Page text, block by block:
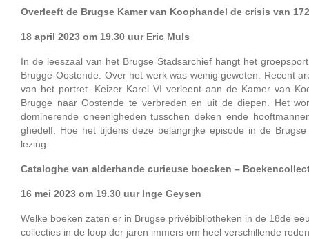
Overleeft de Brugse Kamer van Koophandel de crisis van
18 april 2023 om 19.30 uur Eric Muls
In de leeszaal van het Brugse Stadsarchief hangt het
Brugge-Oostende. Over het werk was weinig geweten. Recent
van het portret. Keizer Karel VI verleent aan de Kamer van
Brugge naar Oostende te verbreden en uit de diepen. Het
dominerende oneenigheden tusschen deken ende
ghedelf. Hoe het tijdens deze belangrijke episode in de
lezing.
Cataloghe van alderhande curieuse boecken –
16 mei 2023 om 19.30 uur Inge Geysen
Welke boeken zaten er in Brugse privébibliotheken in de 18de
collecties in de loop der jaren immers om heel verschillende